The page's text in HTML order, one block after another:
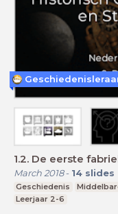
1.2. De eerste
March 2018- 14 slides
Geschiedenis
Leerjaar 2-6